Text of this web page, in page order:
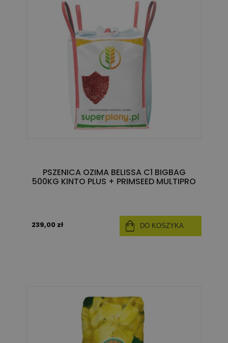
PSZENICA OZIMA BELISSA C1 BIGBAG
500KG KINTO PLUS + PRIMSEED MULTIPRO
239,00 zł DO KOSZYKA